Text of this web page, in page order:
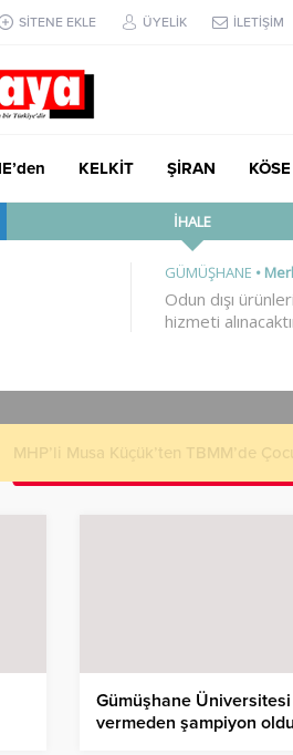
SİTENE EKLE ÜYELİK İLETİŞİM
KELKİT ŞİRAN KÖSE
MHP’li Musa Küçük’ten TBMM’de
Gümüşhane
vermeden şampiyon oldu